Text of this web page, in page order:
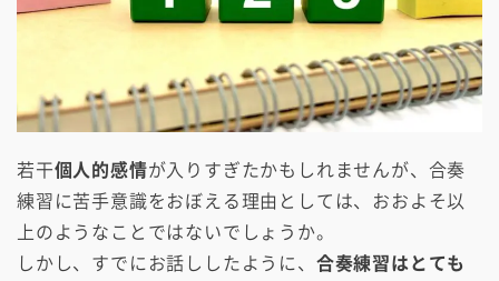
若干個人的感情が入りすぎたかもしれませんが、合奏
練習に苦手意識をおぼえる理由としては、おおよそ以
上のようなことではないでしょうか。
しかし、すでにお話ししたように、 合奏練習はとても